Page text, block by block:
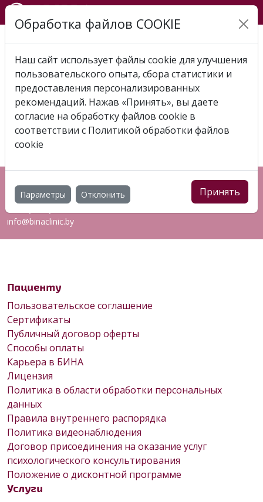
Главная Отзывы
Отзыв 2024-02-18 Елена -
Семёнов Дмитрий Михайлович
ОТЗЫВ 2024-02-18 ЕЛЕНА -
СЕМЁНОВ ДМИТРИЙ
МИХАЙЛОВИЧ
Республика Беларусь, г. Витебск, пр-т Фрунзе, 83Ж
+375 (44) 544 00 03
info@binaclinic.by
Пациенту
Пользовательское соглашение
Сертификаты
Публичный договор оферты
Способы оплаты
Карьера в БИНА
Лицензия
Политика в области обработки персональных
данных
Правила внутреннего распорядка
Политика видеонаблюдения
Договор присоединения на оказание услуг
психологического консультирования
Положение о дисконтной программе
Услуги
Обработка файлов COOKIE
Наш сайт использует файлы cookie для улучшения
пользовательского опыта, сбора статистики и
предоставления персонализированных
рекомендаций. Нажав «Принять», вы даете
согласие на обработку файлов cookie в
соответствии с Политикой обработки файлов
cookie
Параметры Отклонить Принять